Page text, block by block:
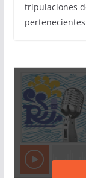
tripulaciones
pertenecientes